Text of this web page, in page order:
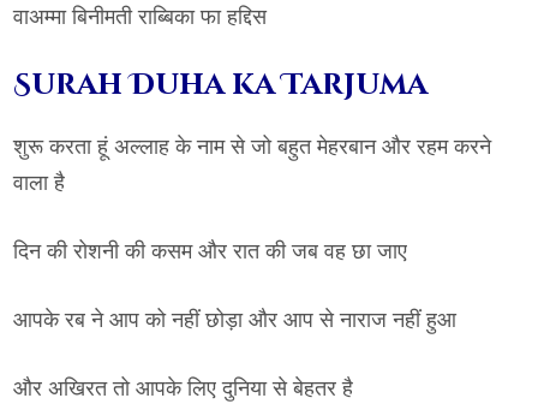
वाअम्मा बिनीमती राब्बिका फा हद्दिस
Surah Duha ka Tarjuma
शुरू करता हूं अल्लाह के नाम से जो बहुत मेहरबान और रहम करने
वाला है
दिन की रोशनी की कसम और रात की जब वह छा जाए
आपके रब ने आप को नहीं छोड़ा और आप से नाराज नहीं हुआ
और अखिरत तो आपके लिए दुनिया से बेहतर है